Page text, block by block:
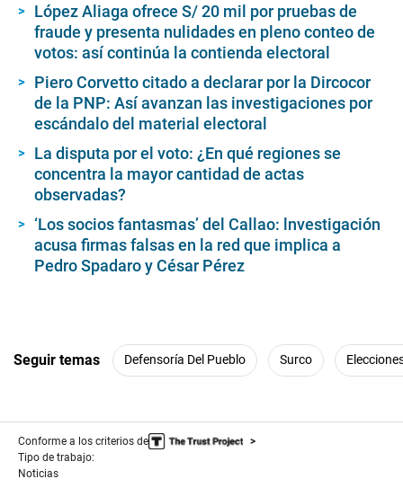
López Aliaga ofrece S/ 20 mil por pruebas de
fraude y presenta nulidades en pleno conteo de
votos: así continúa la contienda electoral
Piero Corvetto citado a declarar por la Dircocor
de la PNP: Así avanzan las investigaciones por
escándalo del material electoral
La disputa por el voto: ¿En qué regiones se
concentra la mayor cantidad de actas
observadas?
‘Los socios fantasmas’ del Callao: lnvestigación
acusa firmas falsas en la red que implica a
Pedro Spadaro y César Pérez
Seguir temas Defensoría Del Pueblo Surco
Conforme a los criterios de
Tipo de trabajo:
Noticias